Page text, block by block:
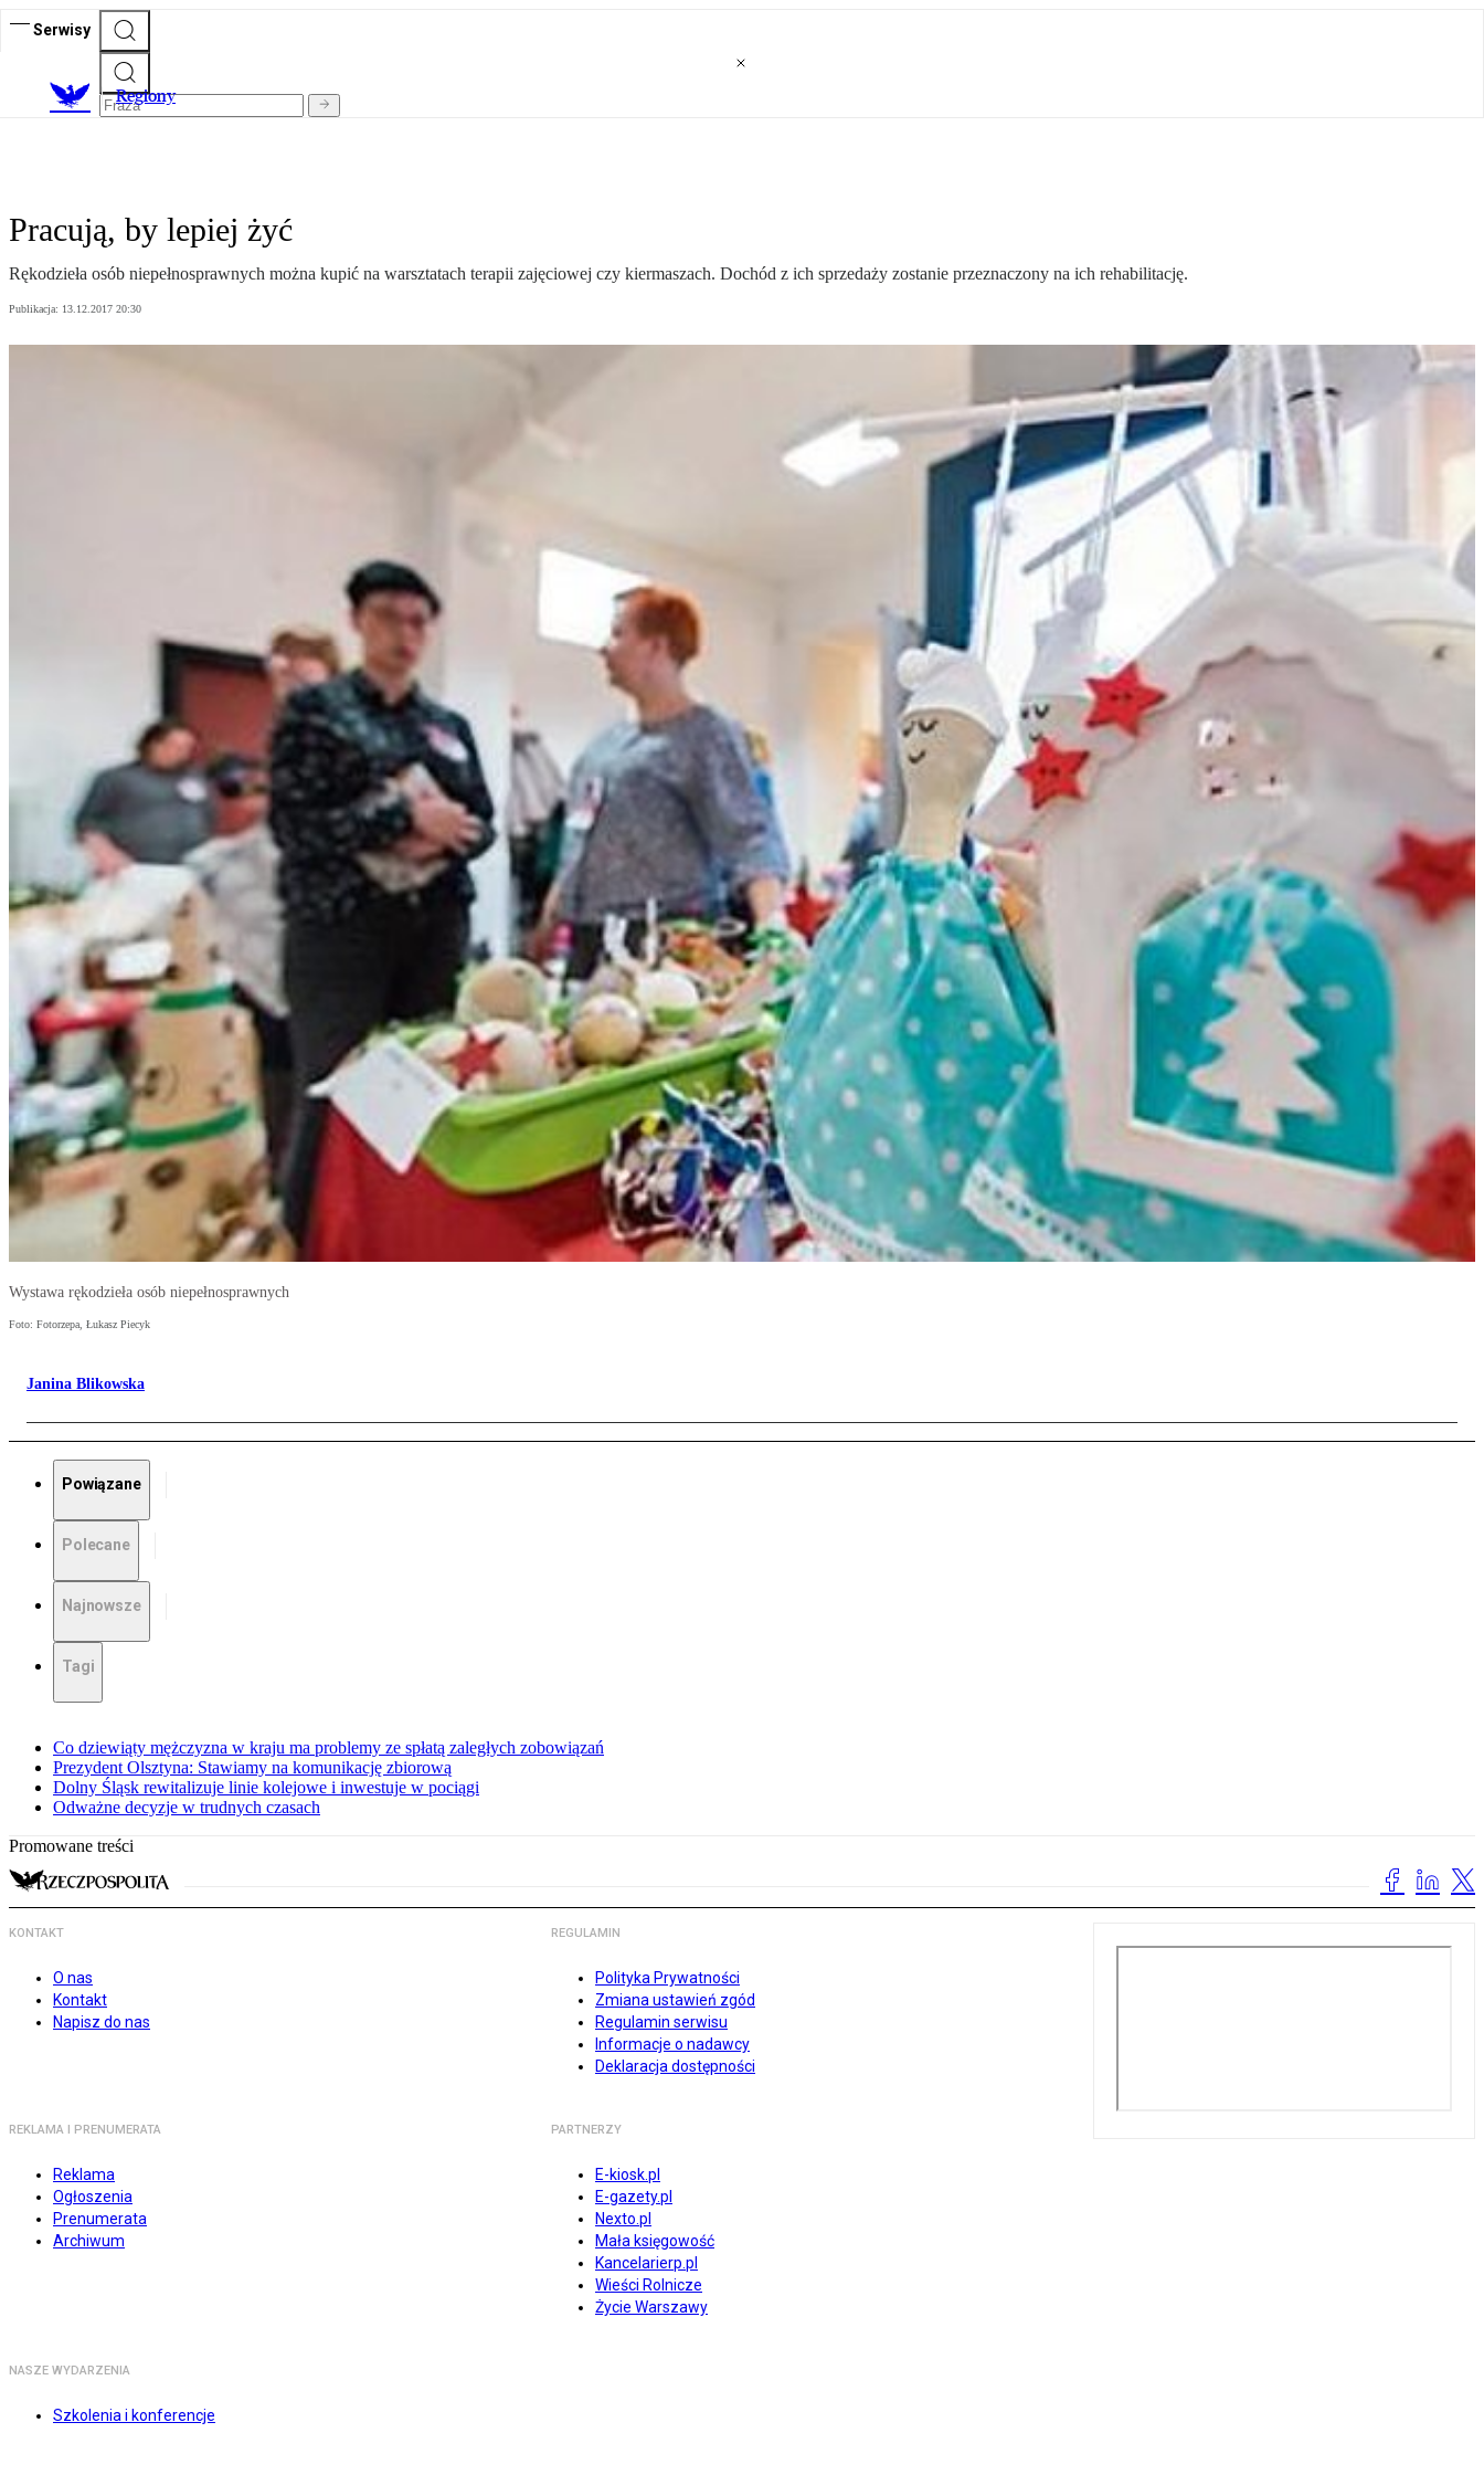
Serwisy
Regiony
Pracują, by lepiej żyć
Rękodzieła osób niepełnosprawnych można kupić na warsztatach terapii zajęciowej czy kiermaszach. Dochód z ich sprzedaży zostanie przeznaczony na ich rehabilitację.
Publikacja: 13.12.2017 20:30
Wystawa rękodzieła osób niepełnosprawnych
Foto: Fotorzepa, Łukasz Piecyk
Janina Blikowska
Powiązane
Polecane
Najnowsze
Tagi
Co dziewiąty mężczyzna w kraju ma problemy ze spłatą zaległych zobowiązań
Prezydent Olsztyna: Stawiamy na komunikację zbiorową
Dolny Śląsk rewitalizuje linie kolejowe i inwestuje w pociągi
Odważne decyzje w trudnych czasach
Promowane treści
KONTAKT
O nas
Kontakt
Napisz do nas
REGULAMIN
Polityka Prywatności
Zmiana ustawień zgód
Regulamin serwisu
Informacje o nadawcy
Deklaracja dostępności
REKLAMA I PRENUMERATA
Reklama
Ogłoszenia
Prenumerata
Archiwum
PARTNERZY
E-kiosk.pl
E-gazety.pl
Nexto.pl
Mała księgowość
Kancelarierp.pl
Wieści Rolnicze
Życie Warszawy
NASZE WYDARZENIA
Szkolenia i konferencje